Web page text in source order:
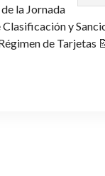
la Jornada
y
de Tarjetas